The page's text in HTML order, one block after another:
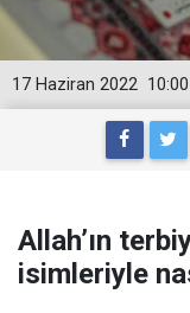
10:00
17 Haziran 2022
Allah’ın
isimleriyle